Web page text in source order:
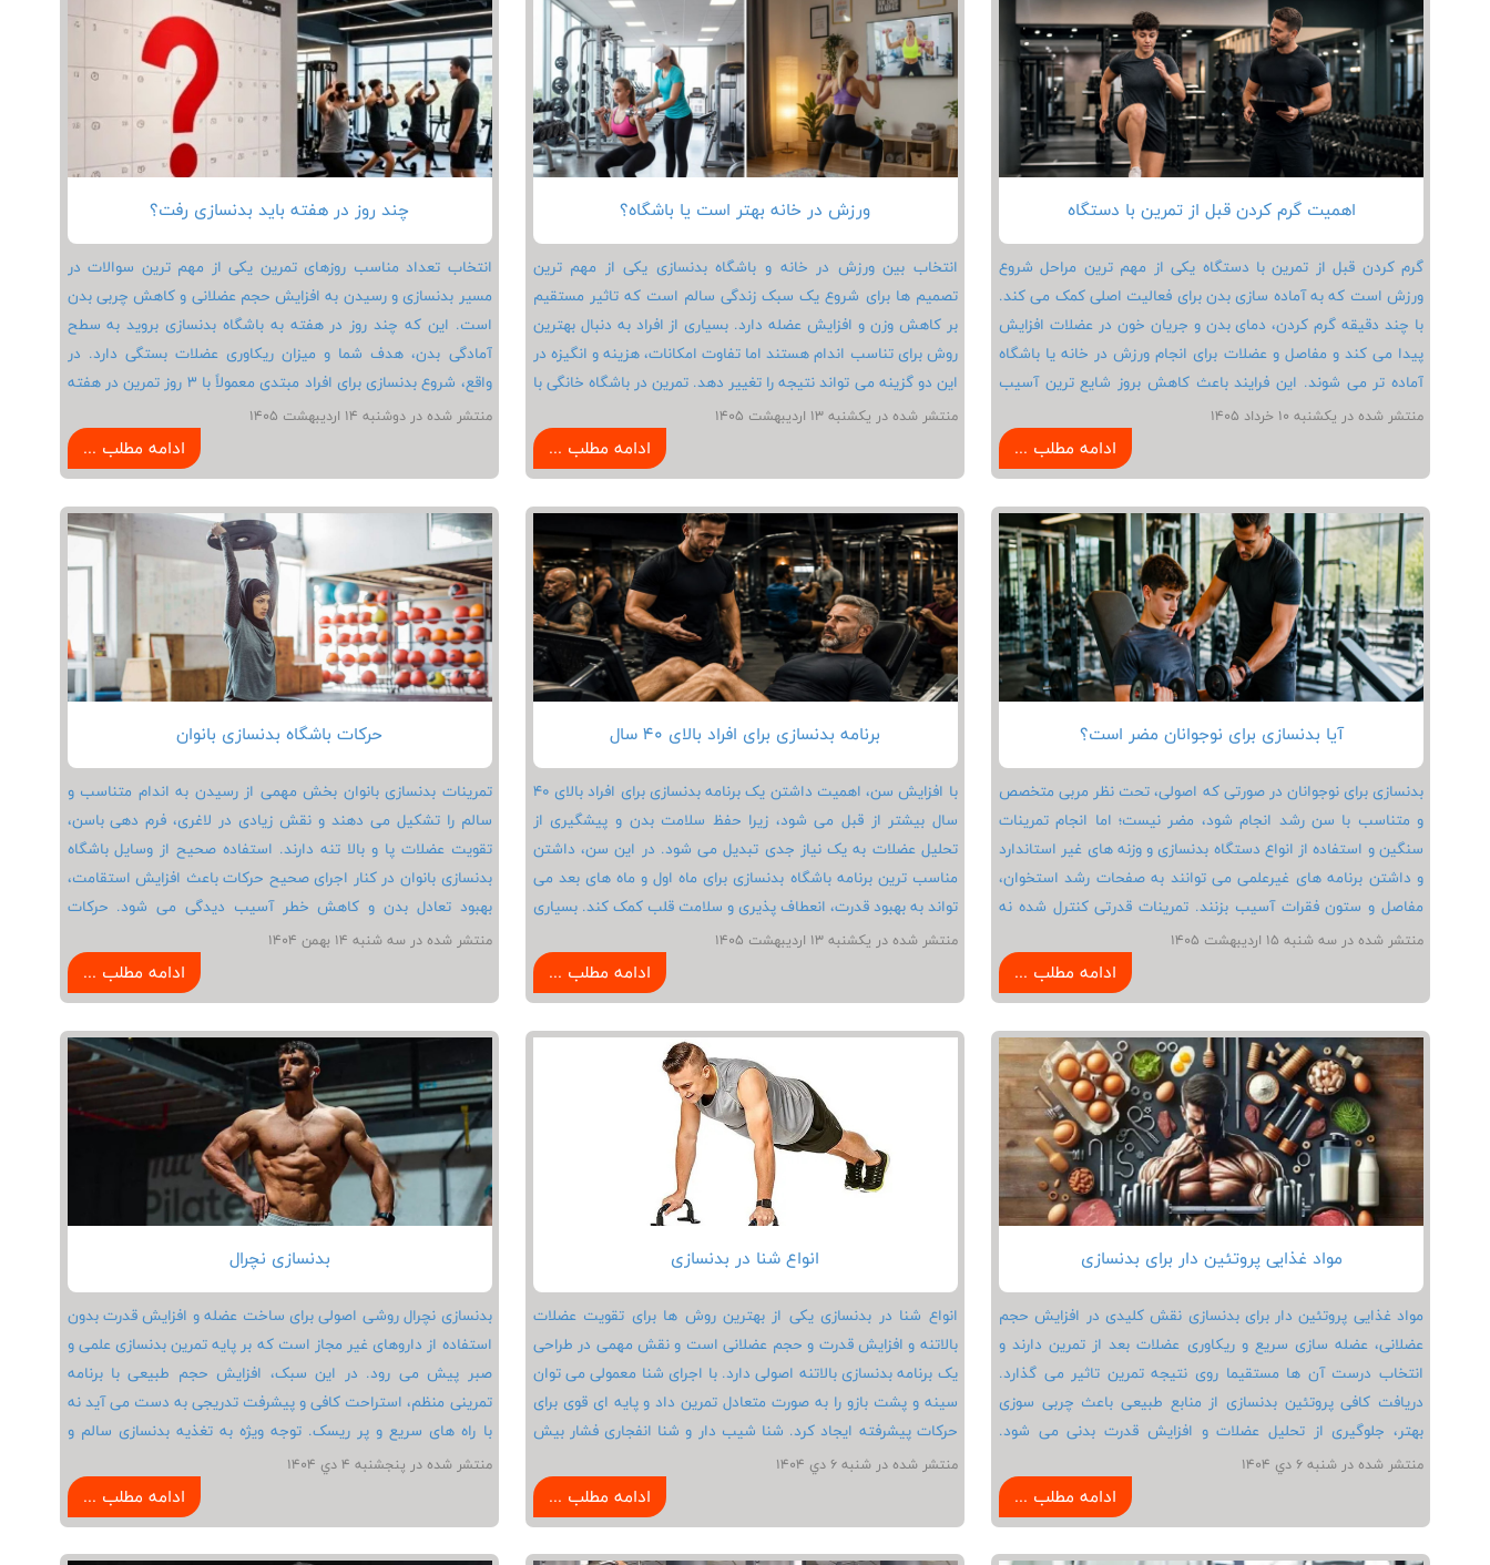
هزینه های ناشی از راه اندازی باشگاه بدنسازی هم اثرگذار باشد.
بروز آسیب های بدنسازی را افزایش می دهد. رعایت تمرین اصولی
بدنسازی و توجه به نکات مهم در اجرای حرکات با تجهیزات بدنسازی،
نقش مهمی در پیشگیری از آسیب در بدنسازی و حفظ سلامت
عضلات و مفاصل دارد.
اهمیت گرم کردن قبل از تمرین با دستگاه
گرم کردن قبل از تمرین با دستگاه یکی از مهم ترین مراحل شروع
ورزش است که به آماده سازی بدن برای فعالیت اصلی کمک می کند.
با چند دقیقه گرم کردن، دمای بدن و جریان خون در عضلات افزایش
پیدا می کند و مفاصل و عضلات برای انجام ورزش در خانه یا باشگاه
آماده تر می شوند. این فرایند باعث کاهش بروز شایع ترین آسیب
های بدنسازی، جلوگیری از وارد شدن فشار ناگهانی به بدن و افزایش
کیفیت اجرای حرکات می شود. همچنین گرم کردن می تواند تمرکز
ذهنی و عملکرد عضلات را بهبود دهد و بدن را برای تحمل فشار
اهمیت گرم کردن قبل از شروع تمرین با دستگاه بدنسازی تاکید دارند.
منتشر شده در يكشنبه 10 خرداد 1405
ادامه مطلب ...
ورزش در خانه بهتر است یا باشگاه؟
انتخاب بین ورزش در خانه و باشگاه بدنسازی یکی از مهم ترین
تصمیم ها برای شروع یک سبک زندگی سالم است که تاثیر مستقیم
بر کاهش وزن و افزایش عضله دارد. بسیاری از افراد به دنبال بهترین
روش برای تناسب اندام هستند اما تفاوت امکانات، هزینه و انگیزه در
این دو گزینه می تواند نتیجه را تغییر دهد. تمرین در باشگاه خانگی با
صرفه جویی در زمان و هزینه همراه است، در حالی که تمرین در
باشگاه، دسترسی به لوازم بدنسازی حرفه ای و برنامه منظم را فراهم
می کند. اگر هدف شما چربی سوزی سریع یا پیشرفت حرفه ای باشد،
کاربردی بررسی می کنیم که کدام گزینه برای شرایط و اهداف شما
مناسب تر است.
منتشر شده در يكشنبه 13 ارديبهشت 1405
ادامه مطلب ...
چند روز در هفته باید بدنسازی رفت؟
انتخاب تعداد مناسب روزهای تمرین یکی از مهم ترین سوالات در
مسیر بدنسازی و رسیدن به افزایش حجم عضلانی و کاهش چربی بدن
است. این که چند روز در هفته به باشگاه بدنسازی بروید به سطح
آمادگی بدن، هدف شما و میزان ریکاوری عضلات بستگی دارد. در
واقع، شروع بدنسازی برای افراد مبتدی معمولاً با ۳ روز تمرین در هفته
۶ روز را به انجام تمرینات بدنسازی اختصاص دهند. توجه به استراحت
کافی در کنار برنامه تمرینی بدنسازی اصولی و استفاده درست از
آسیب می شود. اگر هدف شما چربی سوزی یا عضله سازی سریع
است، تنظیم تعداد جلسات تمرین باید با توجه به شرایط بدن و سبک
زندگی انجام شود.
منتشر شده در دوشنبه 14 ارديبهشت 1405
ادامه مطلب ...
آیا بدنسازی برای نوجوانان مضر است؟
بدنسازی برای نوجوانان در صورتی که اصولی، تحت نظر مربی متخصص
و متناسب با سن رشد انجام شود، مضر نیست؛ اما انجام تمرینات
سنگین و استفاده از انواع دستگاه بدنسازی و وزنه های غیر استاندارد
و داشتن برنامه های غیرعلمی می توانند به صفحات رشد استخوان،
مفاصل و ستون فقرات آسیب بزنند. تمرینات قدرتی کنترل شده نه
تنها خطری ایجاد نمی کنند، بلکه باعث افزایش تراکم استخوان، بهبود
قدرت عضلانی و پیشگیری از آسیب های ورزشی می شوند. بنابراین
عامل تعیین کننده شدت تمرین، تکنیک صحیح و نظارت تخصصی
منتشر شده در سه شنبه 15 ارديبهشت 1405
ادامه مطلب ...
برنامه بدنسازی برای افراد بالای 40 سال
با افزایش سن، اهمیت داشتن یک برنامه بدنسازی برای افراد بالای ۴۰
سال بیشتر از قبل می شود، زیرا حفظ سلامت بدن و پیشگیری از
تحلیل عضلات به یک نیاز جدی تبدیل می شود. در این سن، داشتن
مناسب ترین برنامه باشگاه بدنسازی برای ماه اول و ماه های بعد می
تواند به بهبود قدرت، انعطاف پذیری و سلامت قلب کمک کند. بسیاری
بدون آسیب، تناسب اندام خود را حفظ کنند. شروع بدنسازی
برای افراد مبتدی و سن بالا باعث افزایش انرژی روزانه و کاهش
استراحت کافی و اجرای صحیح حرکات به کمک تجهیزات باشگاه
بدنسازی مناسب نقش مهمی در موفقیت و نتیجه گیری بهتر دارد.
منتشر شده در يكشنبه 13 ارديبهشت 1405
ادامه مطلب ...
حرکات باشگاه بدنسازی بانوان
تمرینات بدنسازی بانوان بخش مهمی از رسیدن به اندام متناسب و
سالم را تشکیل می دهند و نقش زیادی در لاغری، فرم دهی باسن،
تقویت عضلات پا و بالا تنه دارند. استفاده صحیح از وسایل باشگاه
بدنسازی بانوان در کنار اجرای صحیح حرکات باعث افزایش استقامت،
بهبود تعادل بدن و کاهش خطر آسیب دیدگی می شود. حرکات
پرکاربرد مثل اسکوات، لانج، انواع شنا در بدنسازی، پل باسن، کرانچ
شکم و پرس سینه به بانوان کمک می کنند تا عضلات خود را سفت و
خوش فرم کنند. علاوه بر این، تمرینات ترکیبی و هوازی باعث چربی
رعایت نکات ایمنی، ست و تکرار مناسب و گرم کردن قبل از تمرین
بانوان می توانند بهترین نتیجه را از برنامه بدنسازی خود بگیرند.
منتشر شده در سه شنبه 14 بهمن 1404
ادامه مطلب ...
مواد غذایی پروتئین دار برای بدنسازی
مواد غذایی پروتئین دار برای بدنسازی نقش کلیدی در افزایش حجم
عضلانی، عضله سازی سریع و ریکاوری عضلات بعد از تمرین دارند و
انتخاب درست آن ها مستقیما روی نتیجه تمرین تاثیر می گذارد.
دریافت کافی پروتئین بدنسازی از منابع طبیعی باعث چربی سوزی
بهتر، جلوگیری از تحلیل عضلات و افزایش قدرت بدنی می شود.
شناخت بهترین منابع پروتئین طبیعی مانند سینه مرغ، تخم مرغ،
ماهی و گوشت قرمز کم چرب به بدنسازان کمک می کند برنامه غذایی
اصولی تری داشته باشند. استفاده منظم از غذاهای پروتئینی برای
منتشر شده در شنبه 6 دي 1404
ادامه مطلب ...
انواع شنا در بدنسازی
انواع شنا در بدنسازی یکی از بهترین روش ها برای تقویت عضلات
بالاتنه و افزایش قدرت و حجم عضلانی است و نقش مهمی در طراحی
یک برنامه بدنسازی بالاتنه اصولی دارد. با اجرای شنا معمولی می توان
سینه و پشت بازو را به صورت متعادل تمرین داد و پایه ای قوی برای
حرکات پیشرفته ایجاد کرد. شنا شیب دار و شنا انفجاری فشار بیش
تری روی سرشانه و عضلات مرکزی بدن وارد می کنند و به بهبود قدرت
انفجاری کمک می کنند. حرکات تخصصی مانند شنا تک دست، شنا با
وزنه و شنا پایک باعث افزایش قدرت عضلانی و تقویت هماهنگی بین
منتشر شده در شنبه 6 دي 1404
ادامه مطلب ...
بدنسازی نچرال
بدنسازی نچرال روشی اصولی برای ساخت عضله و افزایش قدرت بدون
استفاده از داروهای غیر مجاز است که بر پایه تمرین بدنسازی علمی و
صبر پیش می رود. در این سبک، افزایش حجم طبیعی با برنامه
تمرینی منظم، استراحت کافی و پیشرفت تدریجی به دست می آید نه
با راه های سریع و پر ریسک. توجه ویژه به تغذیه بدنسازی سالم و
متعادل باعث می شود بدن بهترین پاسخ را به تمرین ها بدهد و
ریکاوری عضلانی به شکل طبیعی انجام شود. استفاده هوشمندانه از
مکمل های مجاز بدنسازی در کنار خواب کافی می تواند روند عضله
منتشر شده در پنجشنبه 4 دي 1404
ادامه مطلب ...